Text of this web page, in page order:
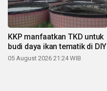
KKP manfaatkan TKD untuk
budi daya ikan tematik di DIY
05 August 2026 21:24 WIB